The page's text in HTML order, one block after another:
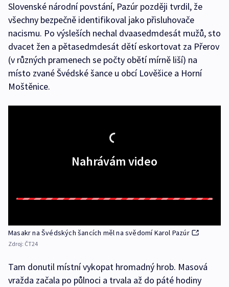
Slovenské národní povstání, Pazúr později tvrdil, že
všechny bezpečně identifikoval jako přisluhovače
nacismu. Po výsleších nechal dvaasedmdesát mužů, sto
dvacet žen a pětasedmdesát dětí eskortovat za Přerov
(v různých pramenech se počty obětí mírně liší) na
místo zvané Švédské šance u obcí Lověšice a Horní
Moštěnice.
Nahrávám video
Masakr na Švédských šancích měl na svědomí Karol Pazúr
Zdroj: ČT24
Tam donutil místní vykopat hromadný hrob. Masová
vražda začala po půlnoci a trvala až do páté hodiny